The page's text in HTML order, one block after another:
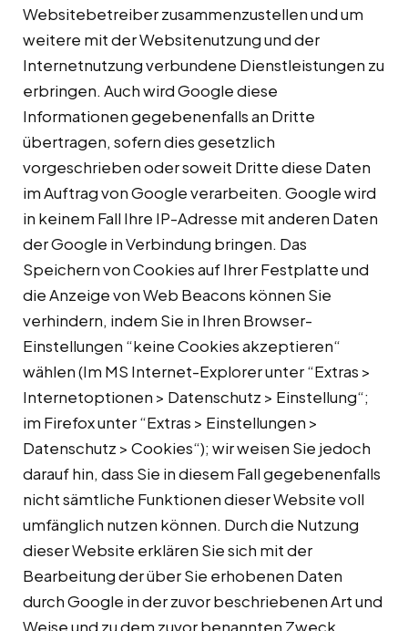
Websitebetreiber zusammenzustellen und um
weitere mit der Websitenutzung und der
Internetnutzung verbundene Dienstleistungen zu
erbringen. Auch wird Google diese
Informationen gegebenenfalls an Dritte
übertragen, sofern dies gesetzlich
vorgeschrieben oder soweit Dritte diese Daten
im Auftrag von Google verarbeiten. Google wird
in keinem Fall Ihre IP-Adresse mit anderen Daten
der Google in Verbindung bringen. Das
Speichern von Cookies auf Ihrer Festplatte und
die Anzeige von Web Beacons können Sie
verhindern, indem Sie in Ihren Browser-
Einstellungen “keine Cookies akzeptieren“
wählen (Im MS Internet-Explorer unter “Extras >
Internetoptionen > Datenschutz > Einstellung“;
im Firefox unter “Extras > Einstellungen >
Datenschutz > Cookies“); wir weisen Sie jedoch
darauf hin, dass Sie in diesem Fall gegebenenfalls
nicht sämtliche Funktionen dieser Website voll
umfänglich nutzen können. Durch die Nutzung
dieser Website erklären Sie sich mit der
Bearbeitung der über Sie erhobenen Daten
durch Google in der zuvor beschriebenen Art und
Weise und zu dem zuvor benannten Zweck